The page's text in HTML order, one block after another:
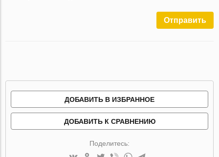
Отправить
ДОБАВИТЬ В ИЗБРАННОЕ
ДОБАВИТЬ К СРАВНЕНИЮ
Поделитесь: